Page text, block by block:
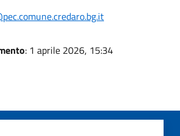
: 1 aprile 2026, 15:34